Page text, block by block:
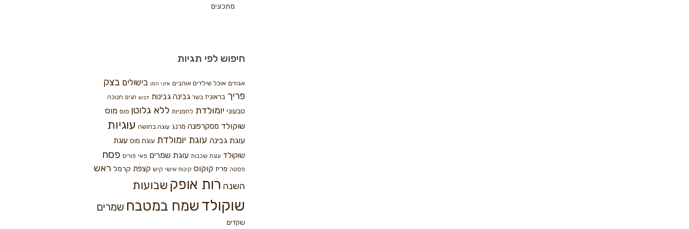
מתכונים
חיפוש לפי תגיות
אגוזים אוכל שילדים אוהבים אזני המן בישולים בצק
פריך בראוניז בשר גבינה גבינות דבש חגים חנוכה
טבעוני יומולדת לחמניות ללא גלוטן מוס מוס
שוקולד מסקרפונה מרנג עוגה בחושה עוגיות
עוגת גבינה עוגת יומולדת עוגת מוס עוגת
שוקולד עוגת שכבות עוגת שמרים פאי פורים פסח
פסטה פריז קוקוס קינוח אישי קיש קצפת קרמל ראש
השנה רות אופק שבועות
שוקולד שמח במטבח שמרים
שקדים